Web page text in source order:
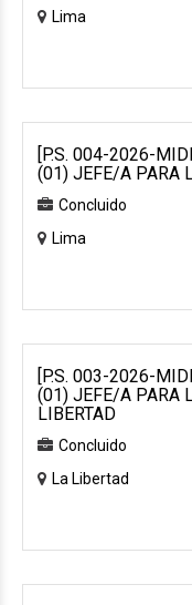
Lima
[P.S. 004-2026-
(01) JEFE/A PARA
Concluido
Lima
[P.S. 003-2026-
(01) JEFE/A PARA
LIBERTAD
Concluido
La Libertad